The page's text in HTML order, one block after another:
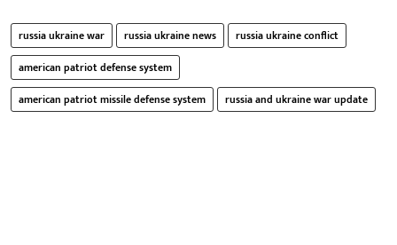
russia ukraine war russia ukraine news
russia ukraine conflict
american patriot defense system
american patriot missile defense system
russia and ukraine war update